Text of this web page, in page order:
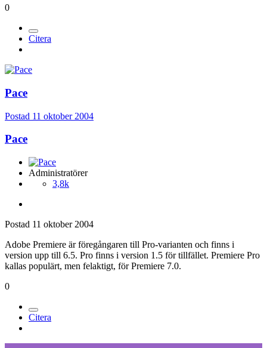
0
Citera
Pace
Postad 11 oktober 2004
Pace
Administratörer
3,8k
Postad 11 oktober 2004
Adobe Premiere är föregångaren till Pro-varianten och finns i
version upp till 6.5. Pro finns i version 1.5 för tillfället. Premiere Pro
kallas populärt, men felaktigt, för Premiere 7.0.
0
Citera